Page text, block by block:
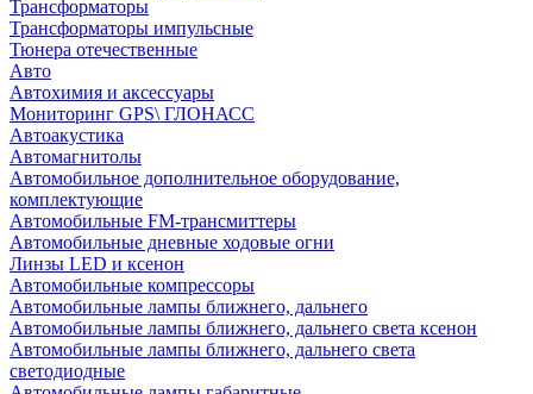
Трансформаторы
Трансформаторы импульсные
Тюнера отечественные
Авто
Автохимия и аксессуары
Мониторинг GPS\ ГЛОНАСС
Автоакустика
Автомагнитолы
Автомобильное дополнительное оборудование,
комплектующие
Автомобильные FM-трансмиттеры
Автомобильные дневные ходовые огни
Линзы LED и ксенон
Автомобильные компрессоры
Автомобильные лампы ближнего, дальнего
Автомобильные лампы ближнего, дальнего света ксенон
Автомобильные лампы ближнего, дальнего света
светодиодные